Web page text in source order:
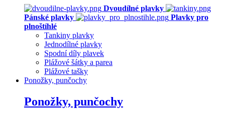
Dvoudílné plavky
Pánské plavky
Plavky pro
plnoštíhlé
Tankiny plavky
Jednodílné plavky
Spodní díly plavek
Plážové šátky a parea
Plážové tašky
Ponožky, punčochy
Ponožky, punčochy